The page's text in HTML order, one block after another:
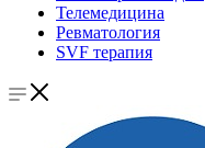
Телемедицина
Ревматология
SVF терапия